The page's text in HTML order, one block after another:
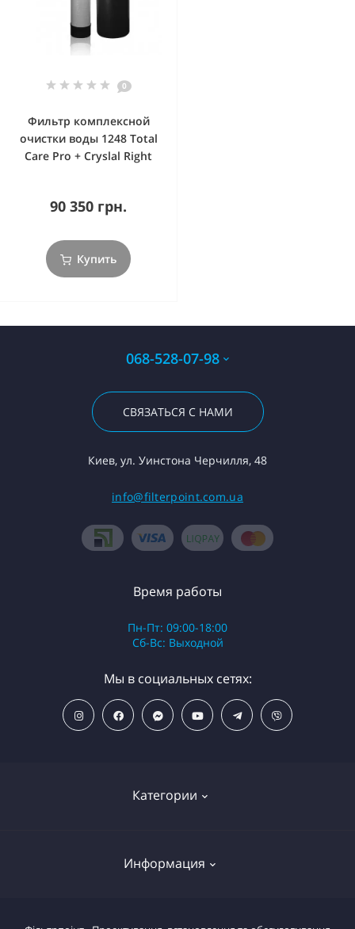
0
Фильтр комплексной
очистки воды 1248 Total
Care Pro + Cryslal Right
90 350 грн.
Купить
068-528-07-98
СВЯЗАТЬСЯ С НАМИ
Киев, ул. Уинстона Черчилля, 48
info@filterpoint.com.ua
Категории
ПОПУЛЯРНЫЕ ТОВАРЫ
Информация
Время работы
Пн-Пт: 09:00-18:00
Сб-Вс: Выходной
Мы в социальных сетях: